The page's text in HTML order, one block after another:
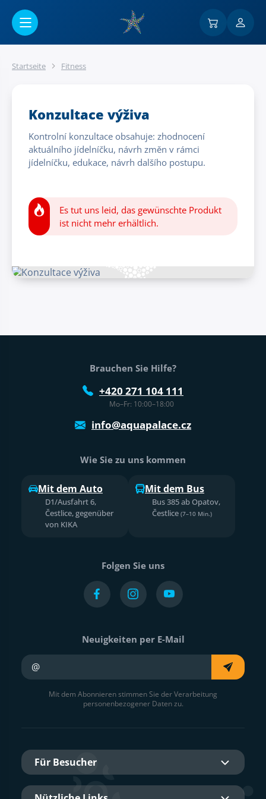
Startseite Fitness
Konzultace výživa
Kontrolní konzultace obsahuje: zhodnocení
aktuálního jídelníčku, návrh změn v rámci
jídelníčku, edukace, návrh dalšího postupu.
Es tut uns leid, das gewünschte Produkt
ist nicht mehr erhältlich.
Fußtext der Website
Brauchen Sie Hilfe?
+420 271 104 111
Mo–Fr: 10:00–18:00
info@aquapalace.cz
Wie Sie zu uns kommen
Mit dem Auto
D1/Ausfahrt 6,
Čestlice, gegenüber
von KIKA
Mit dem Bus
Bus 385 ab Opatov,
Čestlice (7–10 Min.)
Folgen Sie uns
Neuigkeiten per E-Mail
Mit dem Abonnieren stimmen Sie der Verarbeitung
personenbezogener Daten zu.
Für Besucher